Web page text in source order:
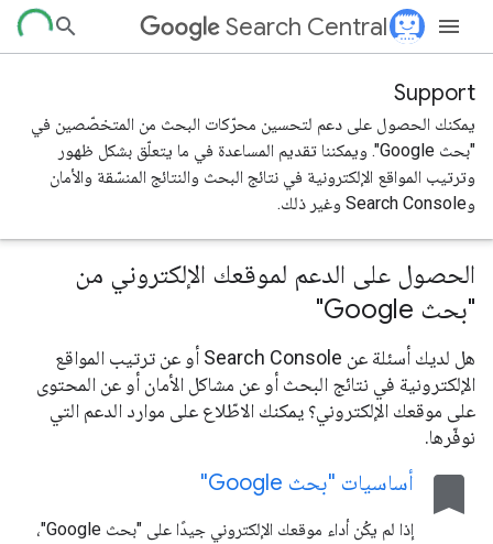
Search Central
Support
يمكنك الحصول على دعم لتحسين محرّكات البحث من المتخصّصين في
"بحث Google". ويمكننا تقديم المساعدة في ما يتعلّق بشكل ظهور
وترتيب المواقع الإلكترونية في نتائج البحث والنتائج المنسّقة والأمان
وSearch Console وغير ذلك.
الحصول على الدعم لموقعك الإلكتروني من
"بحث Google"
هل لديك أسئلة عن Search Console أو عن ترتيب المواقع
الإلكترونية في نتائج البحث أو عن مشاكل الأمان أو عن المحتوى
على موقعك الإلكتروني؟ يمكنك الاطّلاع على موارد الدعم التي
نوفّرها.
bookmark أساسيات "بحث Google"
إذا لم يكُن أداء موقعك الإلكتروني جيدًا على "بحث Google"،